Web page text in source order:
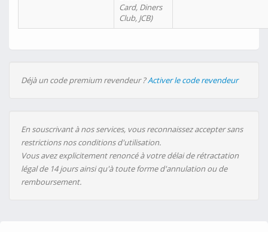
Card, Diners
Club, JCB)
Déjà un code premium revendeur ?Activer le code revendeur
En souscrivant à nos services, vous reconnaissez accepter sans
restrictions nos conditions d'utilisation.
Vous avez explicitement renoncé à votre délai de rétractation
légal de 14 jours ainsi qu'à toute forme d'annulation ou de
remboursement.